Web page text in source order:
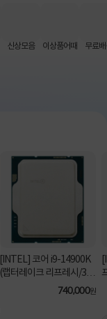
신상모음 이상품어때 무료
[INTEL] 코어 i9-14900K
(랩터레이크 리프레시/3.2
GHz/36MB/쿨러 미포함)
740,000원